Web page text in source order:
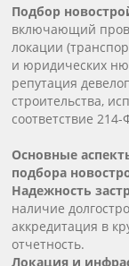
Подбор
включающий
локации
и юридических
репутация
строительства,
соответствие 214-
Основные
подбора
Надежность
наличие
аккредитация в
отчетность.
Локация и